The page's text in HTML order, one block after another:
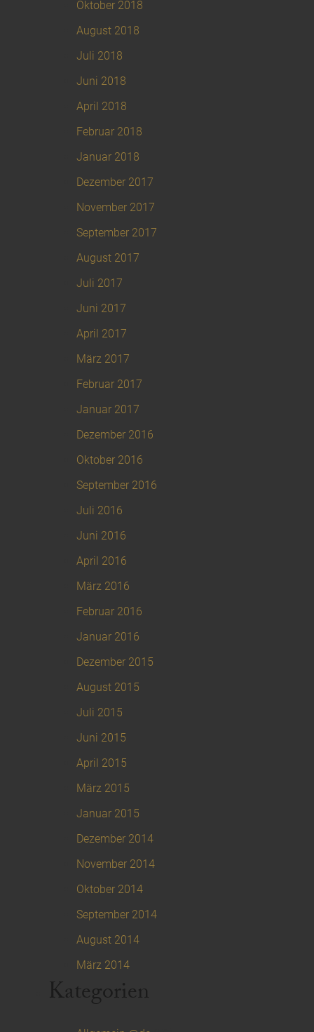
Oktober 2018
August 2018
Juli 2018
Juni 2018
April 2018
Februar 2018
Januar 2018
Dezember 2017
November 2017
September 2017
August 2017
Juli 2017
Juni 2017
April 2017
März 2017
Februar 2017
Januar 2017
Dezember 2016
Oktober 2016
September 2016
Juli 2016
Juni 2016
April 2016
März 2016
Februar 2016
Januar 2016
Dezember 2015
August 2015
Juli 2015
Juni 2015
April 2015
März 2015
Januar 2015
Dezember 2014
November 2014
Oktober 2014
September 2014
August 2014
März 2014
Kategorien